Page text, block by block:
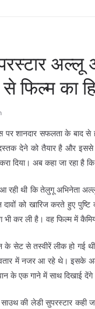
अल्लू
फिल्म का
पर शानदार सफलता के बाद
देने को तैयार है और
दिया। अब कहा जा रहा है
थी कि तेलुगू अभिनेता अल्लू
को खारिज करते हुए पुष्टि
भी कर ली है। वह फिल्म में
के सेट से तस्वीरें लीक हो गई
में नजर आ रहे थे। इसके
के एक गाने में साथ दिखाई
की लेडी सुपरस्टार कही